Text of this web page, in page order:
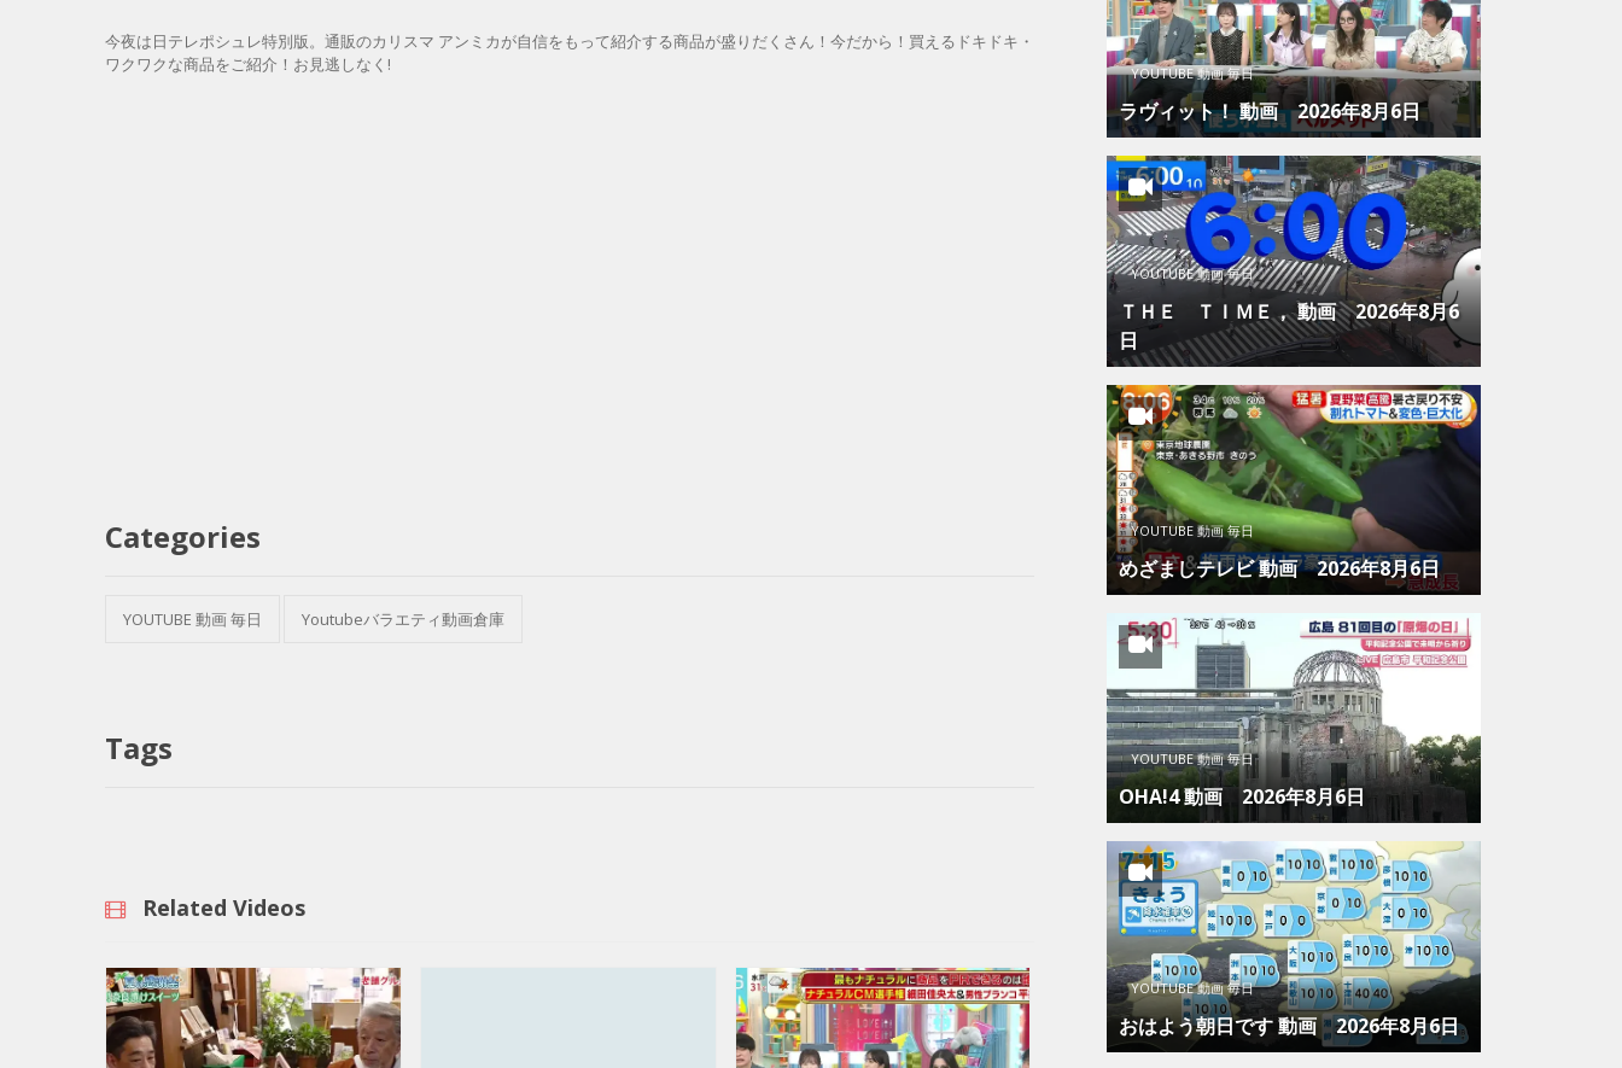
今夜は日テレポシュレ特別版。通販のカリスマ アンミカが自信をもって紹介する商品が盛りだくさん！今だから！買えるドキドキ・
ワクワクな商品をご紹介！お見逃しなく!
Categories
YOUTUBE 動画 毎日 Youtubeバラエティ動画倉庫
Tags
Related Videos
YOUTUBE 動画 毎日
ラヴィット！ 動画 2026年8月6日
YOUTUBE 動画 毎日
ＴＨＥ ＴＩＭＥ， 動画 2026年8月6
日
YOUTUBE 動画 毎日
めざましテレビ 動画 2026年8月6日
YOUTUBE 動画 毎日
OHA!4 動画 2026年8月6日
YOUTUBE 動画 毎日
おはよう朝日です 動画 2026年8月6日